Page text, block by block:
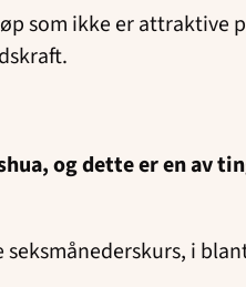
som ikke er attraktive
og dette er en av
i